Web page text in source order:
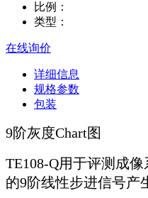
比例：
类型：
在线询价
详细信息
规格参数
包装
9阶灰度Chart图
TE108-Q用于评测成
的9阶线性步进信号产